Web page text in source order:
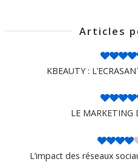
Articles
KBEAUTY :
LE MARKETING
L’impact des réseaux